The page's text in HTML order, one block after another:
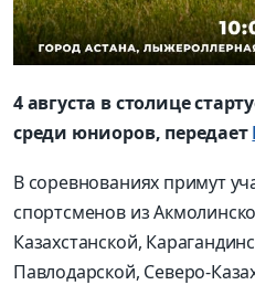
4 августа в столице
среди юниоров, передает
В соревнованиях примут
спортсменов из
Казахстанской,
Павлодарской, Северо-